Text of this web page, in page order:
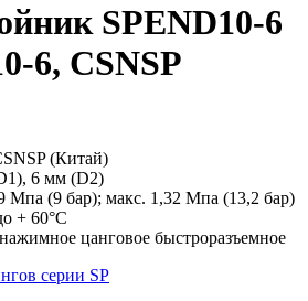
SPEND10-6
6, CSNSP
(Китай)
6 мм (D2)
Мпа (9 бар); макс. 1,32 Мпа (13,2 бар)
+ 60°C
цанговое быстроразъемное
серии SP